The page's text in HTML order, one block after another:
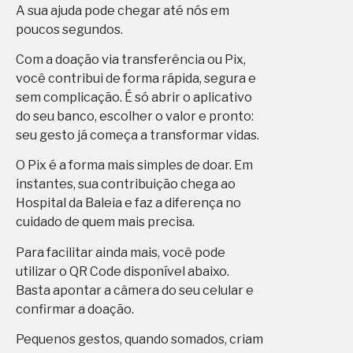
A sua ajuda pode chegar até nós em
poucos segundos.
Com a doação via transferência ou Pix,
você contribui de forma rápida, segura e
sem complicação. É só abrir o aplicativo
do seu banco, escolher o valor e pronto:
seu gesto já começa a transformar vidas.
O Pix é a forma mais simples de doar. Em
instantes, sua contribuição chega ao
Hospital da Baleia e faz a diferença no
cuidado de quem mais precisa.
Para facilitar ainda mais, você pode
utilizar o QR Code disponível abaixo.
Basta apontar a câmera do seu celular e
confirmar a doação.
Pequenos gestos, quando somados, criam